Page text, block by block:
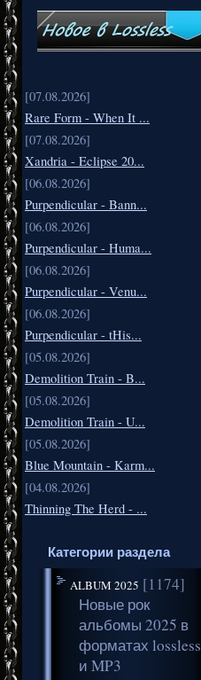
[07.08.2026]
Rare Form - When It ...
[07.08.2026]
Xandria - Eclipse 20...
[06.08.2026]
Purpendicular - Bann...
[06.08.2026]
Purpendicular - Huma...
[06.08.2026]
Purpendicular - Venu...
[06.08.2026]
Purpendicular - tHis...
[05.08.2026]
Demolition Train - B...
[05.08.2026]
Demolition Train - U...
[05.08.2026]
Blue Mountain - Karm...
[04.08.2026]
Thinning The Herd - ...
Категории раздела
ALBUM 2025 [1174]
Новые рок
альбомы 2025 в
форматах lossless
и MP3